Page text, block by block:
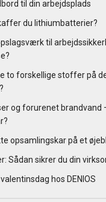
til din arbejdsplads
du lithiumbatterier?
til
to forskellige stoffer på
og forurenet brandvand
opsamlingskar på et
Sådan sikrer du din
hos DENIOS